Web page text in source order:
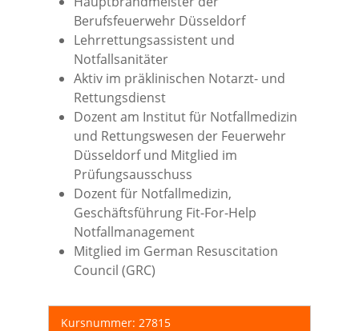
Berufsfeuerwehr Düsseldorf
Lehrrettungsassistent und
Notfallsanitäter
Aktiv im präklinischen Notarzt- und
Rettungsdienst
Dozent am Institut für Notfallmedizin
und Rettungswesen der Feuerwehr
Düsseldorf und Mitglied im
Prüfungsausschuss
Dozent für Notfallmedizin,
Geschäftsführung Fit-For-Help
Notfallmanagement
Mitglied im German Resuscitation
Council (GRC)
Kursnummer: 27815